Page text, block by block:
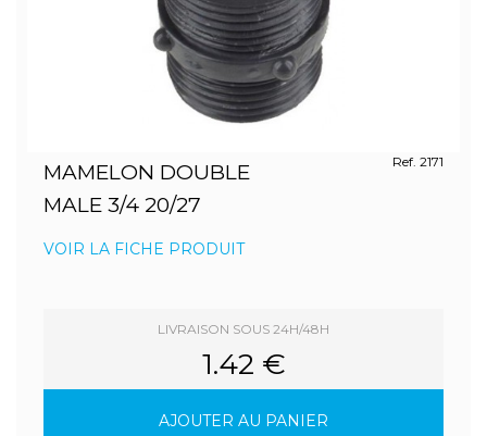
MAMELON DOUBLE
MALE 3/4 20/27
Ref. 2171
VOIR LA FICHE PRODUIT
LIVRAISON SOUS 24H/48H
1.42 €
AJOUTER AU PANIER